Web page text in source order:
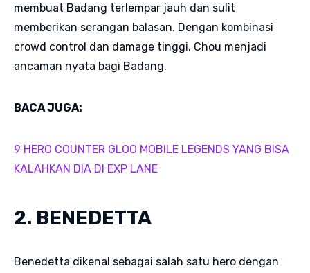
membuat Badang terlempar jauh dan sulit
memberikan serangan balasan. Dengan kombinasi
crowd control dan damage tinggi, Chou menjadi
ancaman nyata bagi Badang.
BACA JUGA:
9 HERO COUNTER GLOO MOBILE LEGENDS YANG BISA
KALAHKAN DIA DI EXP LANE
2. BENEDETTA
Benedetta dikenal sebagai salah satu hero dengan